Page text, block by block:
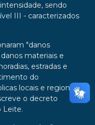
sendo
III - caracterizados
"danos
materiais e
estradas e
do
locais e regionais
o decreto
Leite.